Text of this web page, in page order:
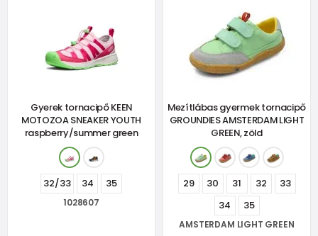
Gyerek tornacipő KEEN
MOTOZOA SNEAKER YOUTH
raspberry/summer green
32/33 34 35
1028607
Mezítlábas gyermek tornacipő
GROUNDIES AMSTERDAM LIGHT
GREEN, zöld
29 30 31 32
33
34
35
AMSTERDAM LIGHT GREEN